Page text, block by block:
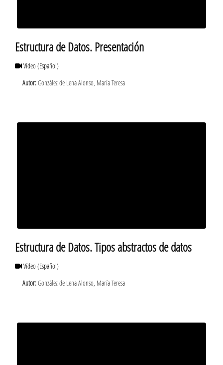
Estructura de Datos. Presentación
Vídeo(Español)
Autor:González de Lena Alonso, María Teresa
Estructura de Datos. Tipos abstractos de datos
Vídeo(Español)
Autor:González de Lena Alonso, María Teresa